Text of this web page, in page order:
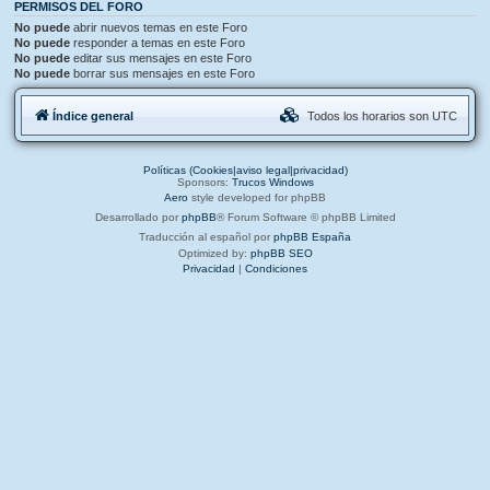
PERMISOS DEL FORO
No puede abrir nuevos temas en este Foro
No puede responder a temas en este Foro
No puede editar sus mensajes en este Foro
No puede borrar sus mensajes en este Foro
Índice general Todos los horarios son UTC
Políticas (Cookies|aviso legal|privacidad)
Sponsors: Trucos Windows
Aero style developed for phpBB
Desarrollado por phpBB® Forum Software © phpBB Limited
Traducción al español por phpBB España
Optimized by: phpBB SEO
Privacidad | Condiciones